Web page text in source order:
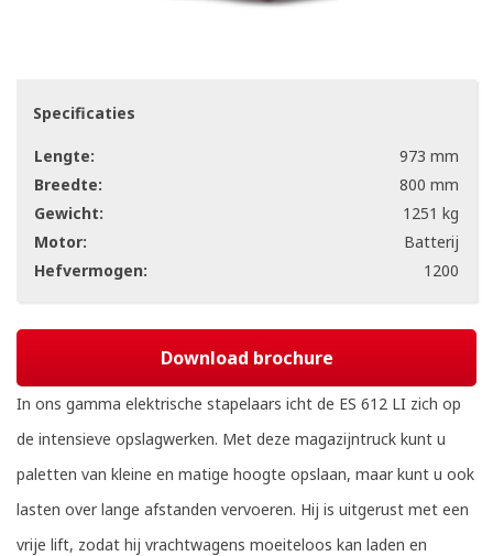
Specificaties
Lengte:
973 mm
Breedte:
800 mm
Gewicht:
1251 kg
Motor:
Batterij
Hefvermogen:
1200
Download brochure
In ons gamma elektrische stapelaars icht de ES 612 LI zich op
de intensieve opslagwerken. Met deze magazijntruck kunt u
paletten van kleine en matige hoogte opslaan, maar kunt u ook
lasten over lange afstanden vervoeren. Hij is uitgerust met een
vrije lift, zodat hij vrachtwagens moeiteloos kan laden en